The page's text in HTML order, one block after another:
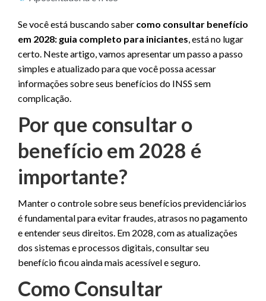
Se você está buscando saber como consultar benefício
em 2028: guia completo para iniciantes, está no lugar
certo. Neste artigo, vamos apresentar um passo a passo
simples e atualizado para que você possa acessar
informações sobre seus benefícios do INSS sem
complicação.
Por que consultar o
benefício em 2028 é
importante?
Manter o controle sobre seus benefícios previdenciários
é fundamental para evitar fraudes, atrasos no pagamento
e entender seus direitos. Em 2028, com as atualizações
dos sistemas e processos digitais, consultar seu
benefício ficou ainda mais acessível e seguro.
Como Consultar